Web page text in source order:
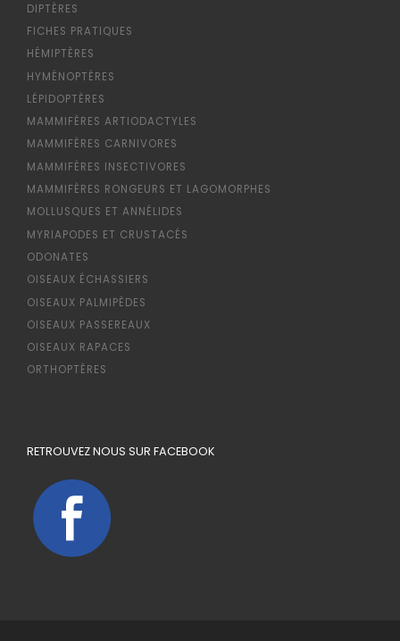
DIPTÈRES
FICHES PRATIQUES
HÉMIPTÈRES
HYMÉNOPTÈRES
LÉPIDOPTÈRES
MAMMIFÈRES ARTIODACTYLES
MAMMIFÈRES CARNIVORES
MAMMIFÈRES INSECTIVORES
MAMMIFÈRES RONGEURS ET LAGOMORPHES
MOLLUSQUES ET ANNÉLIDES
MYRIAPODES ET CRUSTACÉS
ODONATES
OISEAUX ÉCHASSIERS
OISEAUX PALMIPÈDES
OISEAUX PASSEREAUX
OISEAUX RAPACES
ORTHOPTÈRES
RETROUVEZ NOUS SUR FACEBOOK